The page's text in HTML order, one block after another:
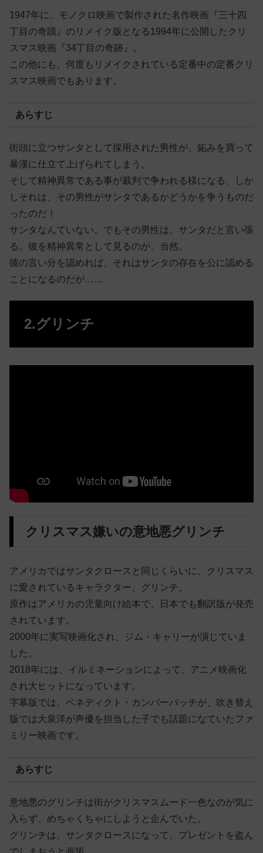
1947年に、モノクロ映画で製作された名作映画『三十四
丁目の奇蹟』のリメイク版となる1994年に公開したクリ
スマス映画『34丁目の奇跡』。
この他にも、何度もリメイクされている定番中の定番クリ
スマス映画でもあります。
あらすじ
街頭に立つサンタとして採用された男性が、妬みを買って
暴漢に仕立て上げられてしまう。
そして精神異常である事が裁判で争われる様になる、しか
しそれは、その男性がサンタであるかどうかを争うものだ
ったのだ！
サンタなんていない。でもその男性は、サンタだと言い張
る。彼を精神異常として見るのが、当然。
彼の言い分を認めれば、それはサンタの存在を公に認める
ことになるのだが……
2.グリンチ
クリスマス嫌いの意地悪グリンチ
アメリカではサンタクロースと同じくらいに、クリスマス
に愛されているキャラクター、グリンチ。
原作はアメリカの児童向け絵本で、日本でも翻訳版が発売
されています。
2000年に実写映画化され、ジム・キャリーが演じていま
した。
2018年には、イルミネーションによって、アニメ映画化
され大ヒットになっています。
字幕版では、ベネディクト・カンバーバッチが、吹き替え
版では大泉洋が声優を担当した子でも話題になていたファ
ミリー映画です。
あらすじ
意地悪のグリンチは街がクリスマスムード一色なのが気に
入らず、めちゃくちゃにしようと企んでいた。
グリンチは、サンタクロースになって、プレゼントを盗ん